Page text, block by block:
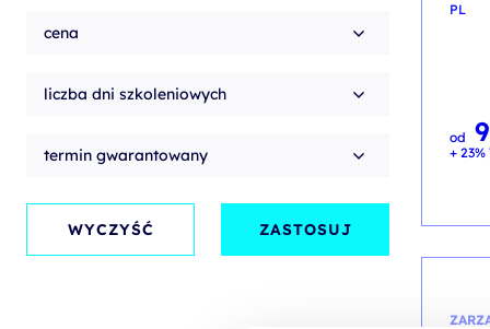
cena
liczba dni szkoleniowych
termin gwarantowany
WYCZYŚĆ ZASTOSUJ
PL
od
+ 23%